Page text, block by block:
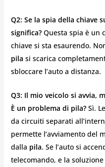
Q2: Se la spia della chiave
significa?Questa spia è un
chiave si sta esaurendo.
pila si scarica
sbloccare l’auto a distanza.
Q3: Il mio veicolo si avvia,
È un problema di pila?Sì.
da circuiti separati
permette l’avviamento del
dalla pila. Se l’auto si
telecomando, e la